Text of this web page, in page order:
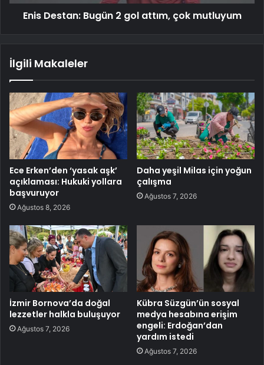
Enis Destan: Bugün 2 gol attım, çok mutluyum
İlgili Makaleler
Ece Erken’den ‘yasak aşk’
açıklaması: Hukuki yollara
başvuruyor
Ağustos 8, 2026
Daha yeşil Milas için yoğun
çalışma
Ağustos 7, 2026
İzmir Bornova’da doğal
lezzetler halkla buluşuyor
Ağustos 7, 2026
Kübra Süzgün’ün sosyal
medya hesabına erişim
engeli: Erdoğan’dan
yardım istedi
Ağustos 7, 2026